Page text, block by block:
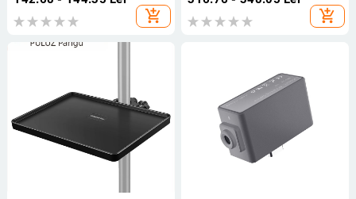
fier + ABS; Încărcare: 2–5 kg;
Înălțime de lucru: 68–210 cm;
secțiuni
add_shopping_cart
verticală 360°, rotație orizontală
180°, greutate 620 g
add_shopping_cart